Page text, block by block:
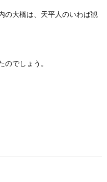
大橋は、天平人のいわば観
でしょう。